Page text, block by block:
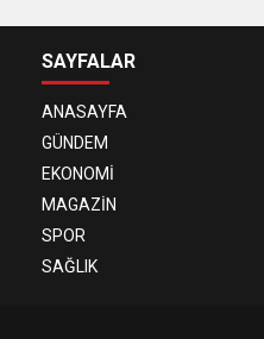
SAYFALAR
ANASAYFA
GÜNDEM
EKONOMİ
MAGAZİN
SPOR
SAĞLIK